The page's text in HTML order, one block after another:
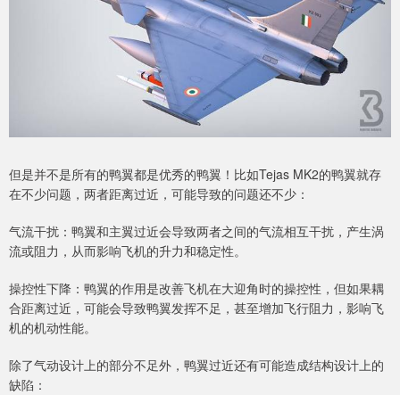
但是并不是所有的鸭翼都是优秀的鸭翼！比如Tejas MK2的鸭翼就存
在不少问题，两者距离过近，可能导致的问题还不少：
气流干扰：鸭翼和主翼过近会导致两者之间的气流相互干扰，产生涡
流或阻力，从而影响飞机的升力和稳定性。
操控性下降：鸭翼的作用是改善飞机在大迎角时的操控性，但如果耦
合距离过近，可能会导致鸭翼发挥不足，甚至增加飞行阻力，影响飞
机的机动性能。
除了气动设计上的部分不足外，鸭翼过近还有可能造成结构设计上的
缺陷：